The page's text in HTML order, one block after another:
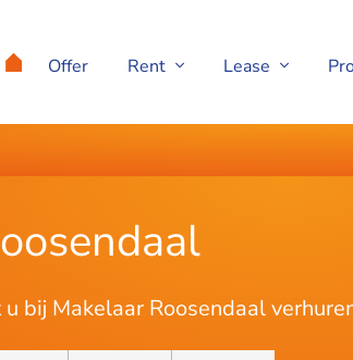
Offer Rent Lease
bij Makelaar Roosendaal